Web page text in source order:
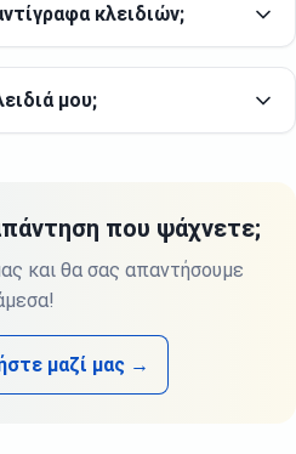
κλειδιών;
μου;
που ψάχνετε;
και θα σας απαντήσουμε
μαζί μας →